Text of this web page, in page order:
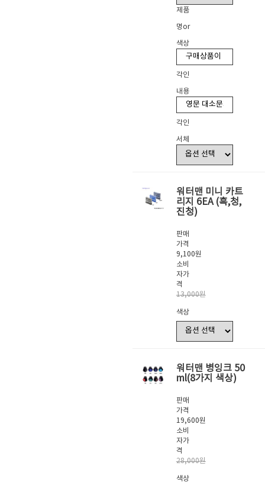
제품
명or
색상
각인
내용
각인
서체
워터맨 미니 카트
리지 6EA (흑,청,
진청)
판매
가격
9,100원
소비
자가
격
13,000원
색상
워터맨 병잉크 50
ml(8가지 색상)
판매
가격
19,600원
소비
자가
격
28,000원
색상